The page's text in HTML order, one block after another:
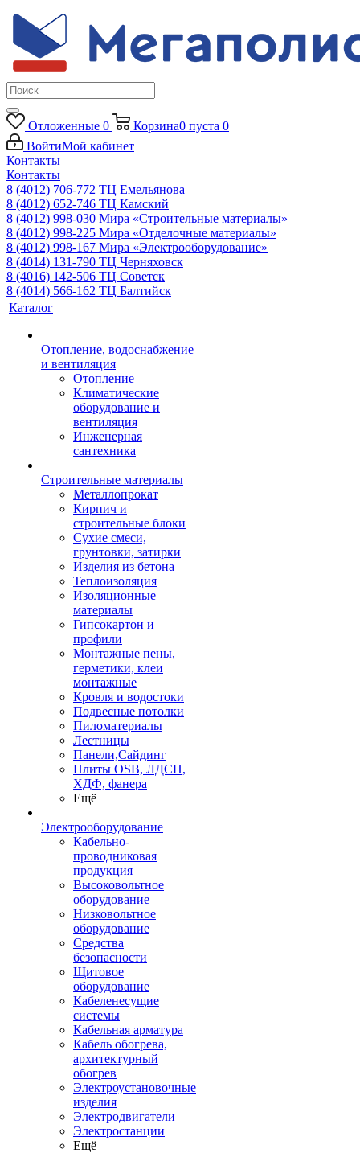
Отложенные 0 Корзина0 пуста 0
ВойтиМой кабинет
Контакты
Контакты
8 (4012) 706-772 ТЦ Емельянова
8 (4012) 652-746 ТЦ Камский
8 (4012) 998-030 Мира «Строительные материалы»
8 (4012) 998-225 Мира «Отделочные материалы»
8 (4012) 998-167 Мира «Электрооборудование»
8 (4014) 131-790 ТЦ Черняховск
8 (4016) 142-506 ТЦ Советск
8 (4014) 566-162 ТЦ Балтийск
Каталог
Отопление, водоснабжение
и вентиляция
Отопление
Климатические
оборудование и
вентиляция
Инженерная
сантехника
Строительные материалы
Металлопрокат
Кирпич и
строительные блоки
Сухие смеси,
грунтовки, затирки
Изделия из бетона
Теплоизоляция
Изоляционные
материалы
Гипсокартон и
профили
Монтажные пены,
герметики, клеи
монтажные
Кровля и водостоки
Подвесные потолки
Пиломатериалы
Лестницы
Панели,Сайдинг
Плиты OSB, ЛДСП,
ХДФ, фанера
Ещё
Электрооборудование
Кабельно-
проводниковая
продукция
Высоковольтное
оборудование
Низковольтное
оборудование
Средства
безопасности
Щитовое
оборудование
Кабеленесущие
системы
Кабельная арматура
Кабель обогрева,
архитектурный
обогрев
Электроустановочные
изделия
Электродвигатели
Электростанции
Ещё